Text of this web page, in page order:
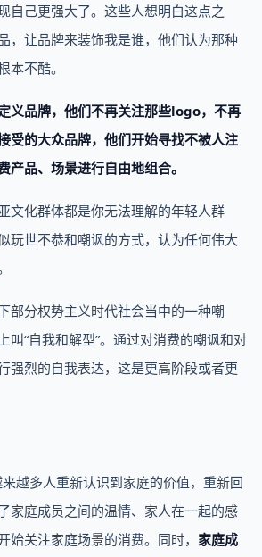
自己更强大了。这些人想明白这点之
，让品牌来装饰我是谁，他们认为那种
本不酷。
义品牌，他们不再关注那些logo，不再
受的大众品牌，他们开始寻找不被人注
产品、场景进行自由地组合。
文化群体都是你无法理解的年轻人群
玩世不恭和嘲讽的方式，认为任何伟大
部分权势主义时代社会当中的一种嘲
叫“自我和解型”。通过对消费的嘲讽和对
强烈的自我表达，这是更高阶段或者更
越多人重新认识到家庭的价值，重新回
家庭成员之间的温情、家人在一起的感
始关注家庭场景的消费。同时， 家庭成